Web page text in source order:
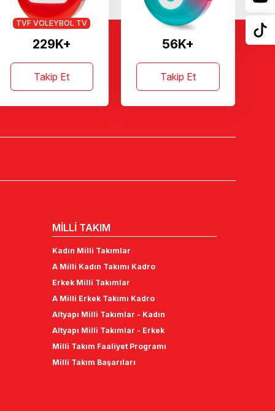
229K+
TVF VOLEYBOL TV
Takip Et
56K+
Takip Et
MİLLİ TAKIM
Kadın Milli Takımlar
A Milli Kadın Takımı Kadro
Erkek Milli Takımlar
A Milli Erkek Takımı Kadro
Altyapı Milli Takımlar - Kadın
Altyapı Milli Takımlar - Erkek
Milli Takım Faaliyet Programı
Milli Takım Başarıları